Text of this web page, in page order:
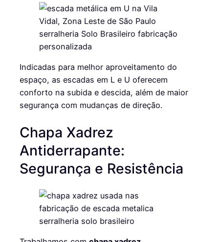
Indicadas para melhor aproveitamento do
espaço, as escadas em L e U oferecem
conforto na subida e descida, além de maior
segurança com mudanças de direção.
Chapa Xadrez
Antiderrapante:
Segurança e Resistência